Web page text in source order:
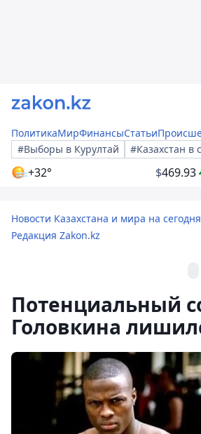
ПолитикаМирФинансыСтатьи
#Выборы в Курултай
#Казахстан в
+32° $469.93
Новости Казахстана и мира на сегодня
Редакция Zakon.kz
Потенциальный
Головкина